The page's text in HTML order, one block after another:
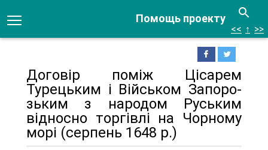
Помощь проекту
<< ↑ >>
Договір поміж Цісарем
Турецьким і Військом Запоро­
зьким з народом Руським
відносно торгівлі на Чорному
морі (серпень 1648 р.)